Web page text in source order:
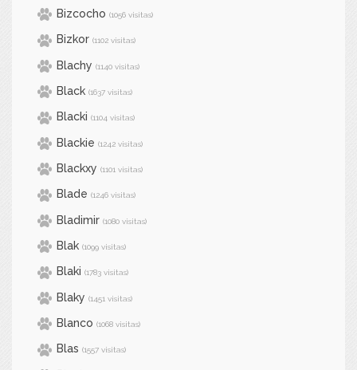
Bizcocho (1056 visitas)
Bizkor (1102 visitas)
Blachy (1140 visitas)
Black (1637 visitas)
Blacki (1104 visitas)
Blackie (1242 visitas)
Blackxy (1101 visitas)
Blade (1246 visitas)
Bladimir (1080 visitas)
Blak (1099 visitas)
Blaki (1783 visitas)
Blaky (1451 visitas)
Blanco (1068 visitas)
Blas (1557 visitas)